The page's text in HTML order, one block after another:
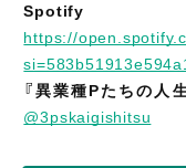
https://
『異業種Pたちの人
@3pskaigishitsu